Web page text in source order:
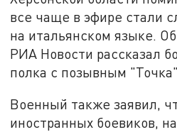
все чаще в эфире стали
на итальянском языке.
РИА Новости рассказал
полка с позывным
Военный также заявил,
иностранных боевиков,